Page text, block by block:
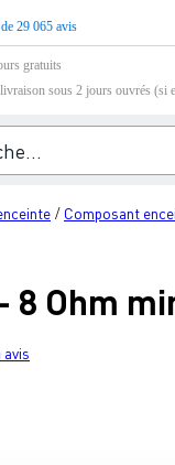
29 065 avis
gratuits
sous 2 jours ouvrés (si
/ Composant
8 Ohm